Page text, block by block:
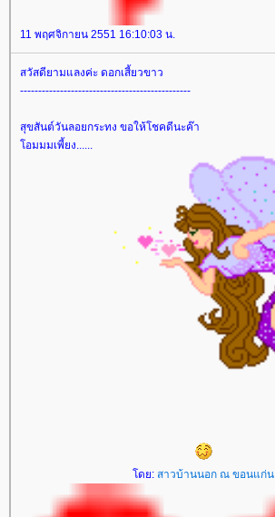
11 พฤศจิกายน 2551 16:10:03 น.
สวัสดียามแลงค่ะ ดอกเสี้ยวขาว
-----------------------------------------------
สุขสันต์วันลอยกระทง ขอให้โชคดีนะค๊า
อมมมเพี้ยง......
ดย: สาวบ้านนอก ณ ขอนแก่น